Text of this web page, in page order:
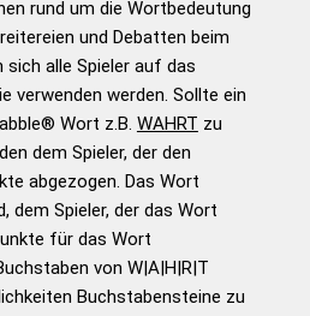
und Wortform, um die
das Scrabble-Spiel zu
Turnier Scrabble-
– Standardwerk in 12
– Richtiges und gutes
– Die deutsche Grammatik
rund um die Wortbedeutung
und Debatten beim
sich alle Spieler auf das
verwenden werden. Sollte ein
Wort z.B. WAHRT zu
dem Spieler, der den
abgezogen. Das Wort
dem Spieler, der das Wort
für das Wort
von W|A|H|R|T
Buchstabensteine zu